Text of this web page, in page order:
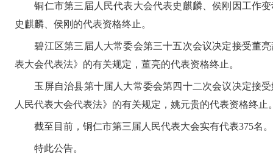
铜仁市第三届人民代表大会代表史麒麟、侯刚因工作
史麒麟、侯刚的代表资格终止。
碧江区第三届人大常委会第三十五次会议决定接受董
表大会代表法》的有关规定，董亮的代表资格终止。
玉屏自治县第十届人大常委会第四十二次会议决定接
人民代表大会代表法》的有关规定，姚元贵的代表资格终止
截至目前，铜仁市第三届人民代表大会实有代表375名。
特此公告。